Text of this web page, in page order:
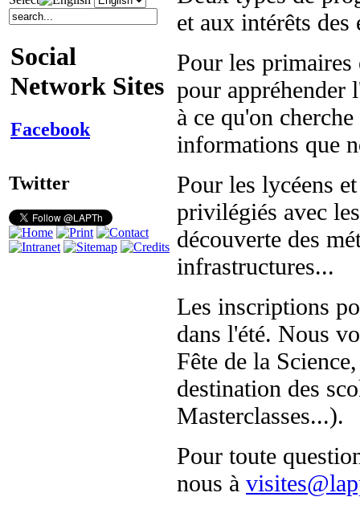
Social
Network Sites
Facebook
Twitter
et aux intérêts des
Pour les primaires
pour appréhender
à ce qu'on
informations que
Pour les lycéens
privilégiés avec
découverte des
infrastructures...
Les inscriptions
dans l'été. Nous
Fête de la
destination des
Masterclasses...).
Pour toute
nous à